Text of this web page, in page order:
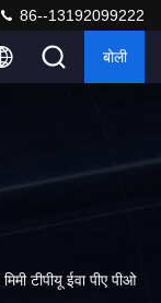
86--13192099222
बोली
टीपीयू ईवा पीए पीओ